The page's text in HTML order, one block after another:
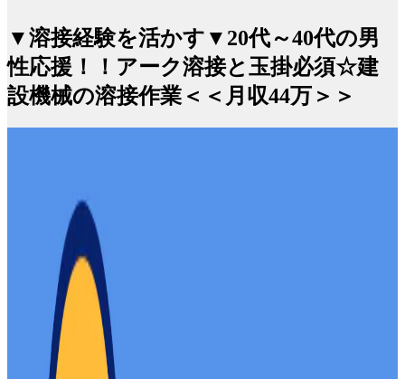
▼溶接経験を活かす▼20代～40代の男
性応援！！アーク溶接と玉掛必須☆建
設機械の溶接作業＜＜月収44万＞＞